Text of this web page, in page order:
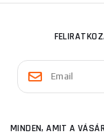
MINDEN, AMIT A